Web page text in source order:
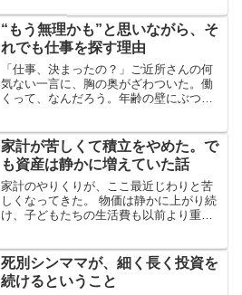
ろ、私はその通帳の数字を見て、途方に
暮れてしまいました...
“もう無理かも”と思いながら、そ
れでも仕事を探す理由
「仕事、決まったの？」ご近所さんの何
気ない一言に、胸の奥がざわついた。働
くって、なんだろう。年齢の壁にぶつか
ご近所さんとのやりとりから始まる日常
の一コマご近所さんに仕事...
家計が苦しくて積立をやめた。で
も資産は静かに増えていた話
家計のやりくりが、ここ最近じわりと苦
しくなってきた。 物価は静かに上がり続
け、子どもたちの生活費も以前より重く
うしよう…」なんの解決策も思い浮かば
ず、日々が過ぎていく。...
死別シンママが、細く長く投資を
続けるということ